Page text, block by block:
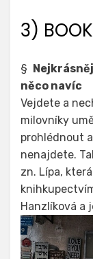
3)
§
něco navíc
Vejdete a
milovníky
prohlédnout
nenajdete.
zn. Lípa,
Hanzlíková a